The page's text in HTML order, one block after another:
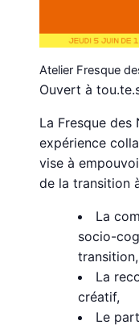
Atelier Fresque
Ouvert à
La Fresque des
expérience
vise à
de la transition
La
socio-
transition,
La
créatif,
Le